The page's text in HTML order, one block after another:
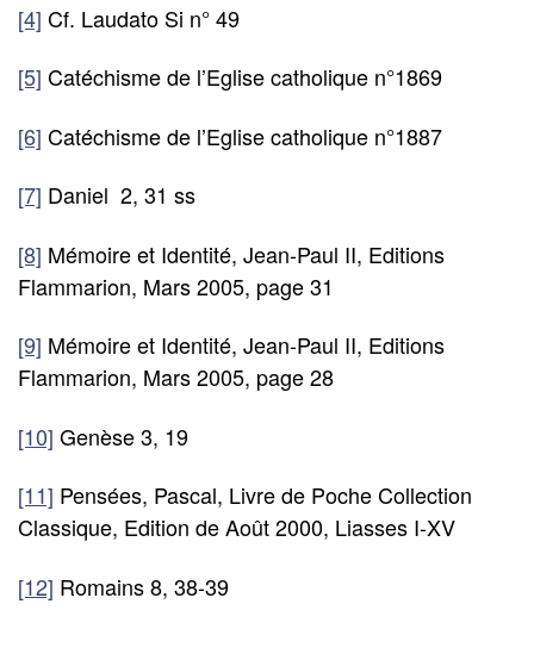
[4] Cf. Laudato Si n° 49
[5] Catéchisme de l’Eglise catholique n°1869
[6] Catéchisme de l’Eglise catholique n°1887
[7] Daniel 2, 31 ss
[8] Mémoire et Identité, Jean-Paul II, Editions
Flammarion, Mars 2005, page 31
[9] Mémoire et Identité, Jean-Paul II, Editions
Flammarion, Mars 2005, page 28
[10] Genèse 3, 19
[11] Pensées, Pascal, Livre de Poche Collection
Classique, Edition de Août 2000, Liasses I-XV
[12] Romains 8, 38-39